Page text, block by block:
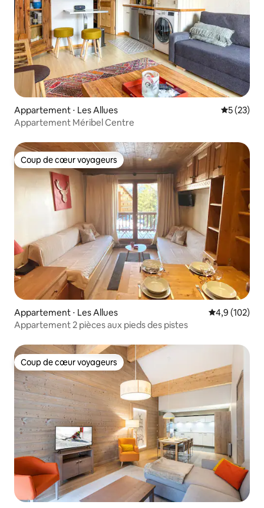
Appartement ⋅ Les Allues
5 (23)
Appartement Méribel Centre
Coup de cœur voyageurs
Coup de cœur voyageurs
Appartement ⋅ Les Allues Évaluation
4,9 (102)
Appartement 2 pièces aux pieds des pistes
Coup de cœur voyageurs
Coup de cœur voyageurs